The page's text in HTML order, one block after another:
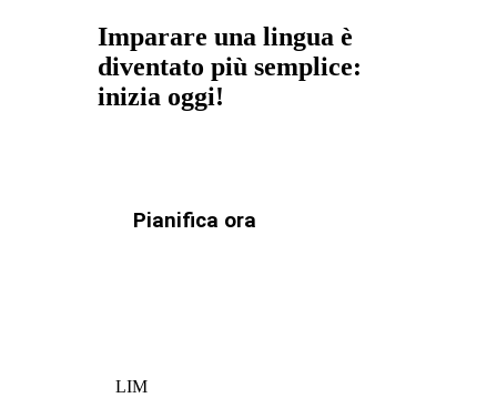
Imparare una lingua è
diventato più semplice:
inizia oggi!
Pianifica ora
LIM